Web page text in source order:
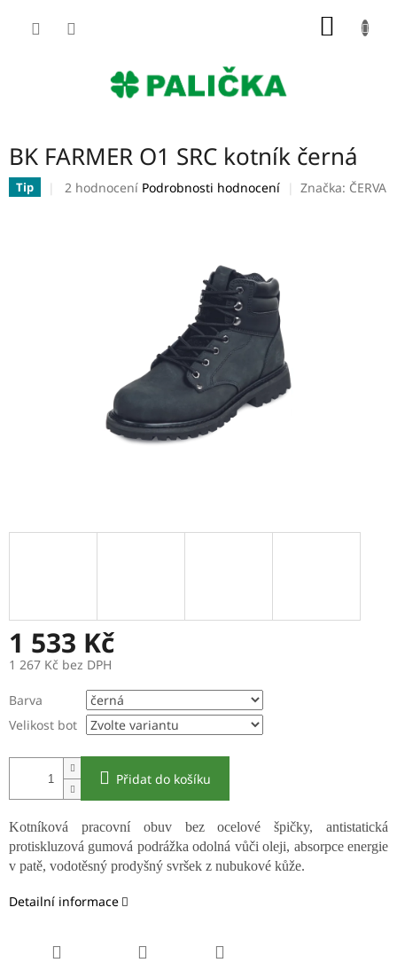
BK FARMER O1 SRC kotník černá
Tip
Průměrné
2 hodnocení Podrobnosti hodnocení Značka: ČERVA
1 533 Kč
1 267 Kč bez DPH
cena:
Barva
Velikost bot
Přidat do košíku
Kotníková pracovní obuv bez ocelové špičky, antistatická
protiskluzová gumová podrážka odolná vůči oleji, absorpce energie
v patě, vodotěsný prodyšný svršek z nubukové kůže.
Detailní informace